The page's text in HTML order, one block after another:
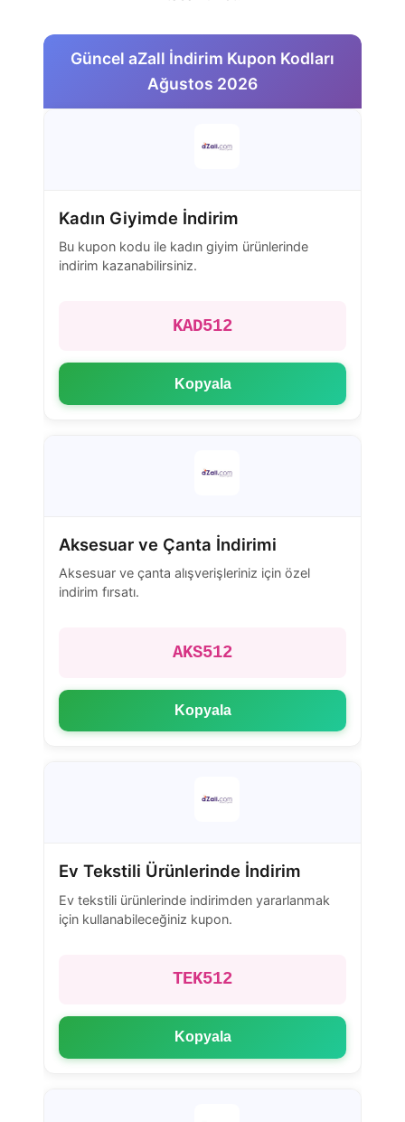
Güncel aZall İndirim Kupon Kodları
Ağustos 2026
Kadın Giyimde İndirim
Bu kupon kodu ile kadın giyim ürünlerinde
indirim kazanabilirsiniz.
KAD512
Kopyala
Aksesuar ve Çanta İndirimi
Aksesuar ve çanta alışverişleriniz için özel
indirim fırsatı.
AKS512
Kopyala
Ev Tekstili Ürünlerinde İndirim
Ev tekstili ürünlerinde indirimden yararlanmak
için kullanabileceğiniz kupon.
TEK512
Kopyala